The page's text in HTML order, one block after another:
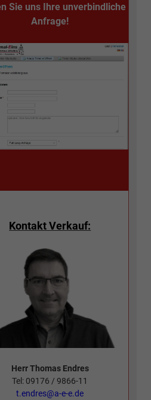
Sie uns Ihre unverbindliche
Anfrage!
Kontakt Verkauf:
Herr Thomas Endres
Tel: 09176 / 9866-11
t.endres@a-e-e.de